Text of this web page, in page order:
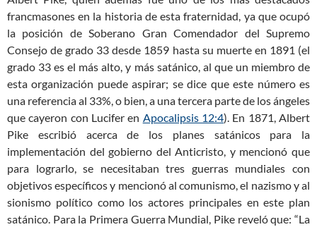
francmasones en la historia de esta fraternidad, ya que ocupó
la posición de Soberano Gran Comendador del Supremo
Consejo de grado 33 desde 1859 hasta su muerte en 1891 (el
grado 33 es el más alto, y más satánico, al que un miembro de
esta organización puede aspirar; se dice que este número es
una referencia al 33%, o bien, a una tercera parte de los ángeles
que cayeron con Lucifer en Apocalipsis 12:4). En 1871, Albert
Pike escribió acerca de los planes satánicos para la
implementación del gobierno del Anticristo, y mencionó que
para lograrlo, se necesitaban tres guerras mundiales con
objetivos específicos y mencionó al comunismo, el nazismo y al
sionismo político como los actores principales en este plan
satánico. Para la Primera Guerra Mundial, Pike reveló que: “La